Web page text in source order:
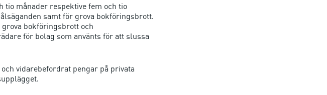
tio månader respektive fem och tio
samt för grova bokföringsbrott.
bokföringsbrott och
för bolag som använts för att slussa
vidarebefordrat pengar på privata